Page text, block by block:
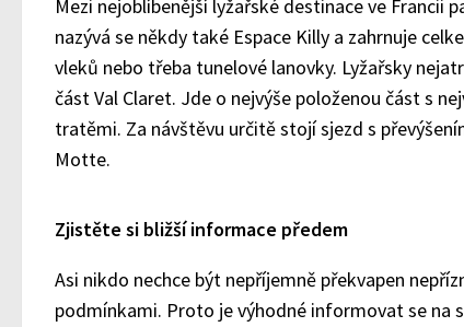
Mezi nejoblíbenější lyžařské destinace ve Francii
nazývá se někdy také Espace Killy a zahrnuje
vleků nebo třeba tunelové lanovky. Lyžařsky
část Val Claret. Jde o nejvýše položenou část s
tratěmi. Za návštěvu určitě stojí sjezd s
Motte.
Zjistěte si bližší informace předem
Asi nikdo nechce být nepříjemně překvapen
podmínkami. Proto je výhodné informovat se na